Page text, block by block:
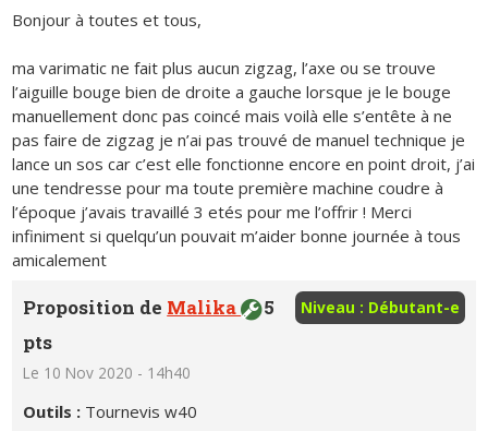
Bonjour à toutes et tous,
ma varimatic ne fait plus aucun zigzag, l’axe ou se trouve
l’aiguille bouge bien de droite a gauche lorsque je le bouge
manuellement donc pas coincé mais voilà elle s’entête à ne
pas faire de zigzag je n’ai pas trouvé de manuel technique je
lance un sos car c’est elle fonctionne encore en point droit, j’ai
une tendresse pour ma toute première machine coudre à
l’époque j’avais travaillé 3 etés pour me l’offrir ! Merci
infiniment si quelqu’un pouvait m’aider bonne journée à tous
amicalement
Niveau : Débutant-e
Proposition de Malika
5
pts
Le 10 Nov 2020 - 14h40
Outils : Tournevis w40